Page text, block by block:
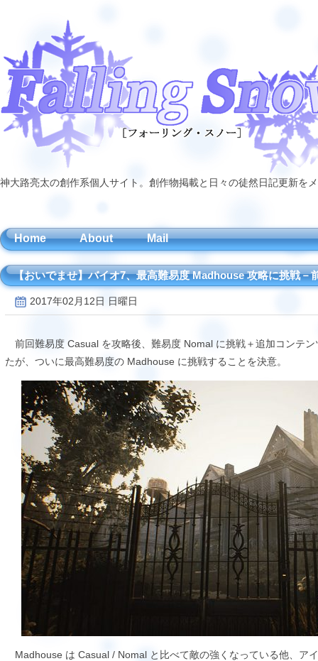
神大路亮太の創作系個人サイト。創作物掲載と日々の徒然日記更新
Home About Mail
【おいでませ】バイオ7、最高難易度 Madhouse 攻略に挑戦－
2017年02月12日 日曜日
前回難易度 Casual を攻略後、難易度 Nomal に挑戦＋追加コンテ
たが、ついに最高難易度の Madhouse に挑戦することを決意。
Madhouse は Casual / Nomal と比べて敵の強くなっている他、ア